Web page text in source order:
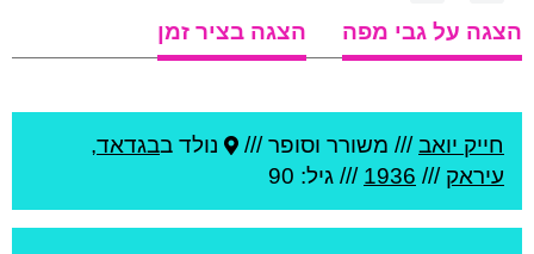
הצגה על גבי מפה
הצגה בציר זמן
חייק יואב/// משורר וסופר /// נולד בבגדאד,
עיראק ///
1936 /// גיל: 90